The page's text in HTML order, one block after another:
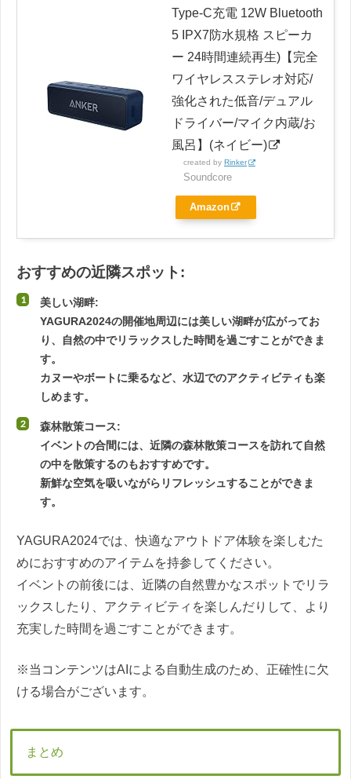
Type-C充電 12W Bluetooth
5 IPX7防水規格 スピーカ
ー 24時間連続再生)【完全
ワイヤレスステレオ対応/
強化された低音/デュアル
ドライバー/マイク内蔵/お
風呂】(ネイビー)
created by Rinker
Soundcore
Amazon
おすすめの近隣スポット:
美しい湖畔:
YAGURA2024の開催地周辺には美しい湖畔が広がってお
り、自然の中でリラックスした時間を過ごすことができま
す。
カヌーやボートに乗るなど、水辺でのアクティビティも楽
しめます。
森林散策コース:
イベントの合間には、近隣の森林散策コースを訪れて自然
の中を散策するのもおすすめです。
新鮮な空気を吸いながらリフレッシュすることができま
す。
YAGURA2024では、快適なアウトドア体験を楽しむた
めにおすすめのアイテムを持参してください。
イベントの前後には、近隣の自然豊かなスポットでリラ
ックスしたり、アクティビティを楽しんだりして、より
充実した時間を過ごすことができます。
※当コンテンツはAIによる自動生成のため、正確性に欠
ける場合がございます。
まとめ